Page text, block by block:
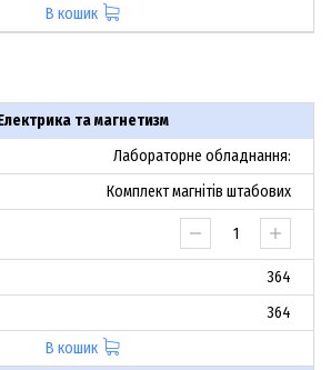
В кошик
та магнетизм
Лабораторне обладнання:
Комплект магнітів штабових
364
364
В кошик